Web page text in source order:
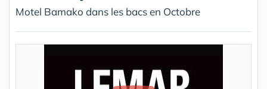
Motel Bamako dans les bacs en Octobre